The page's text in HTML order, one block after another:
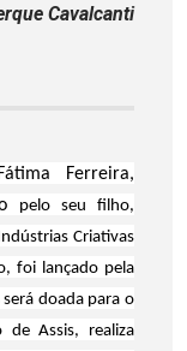
Cavalcanti
Ferreira,
pelo seu filho,
Criativas
foi lançado pela
será doada para o
de Assis, realiza